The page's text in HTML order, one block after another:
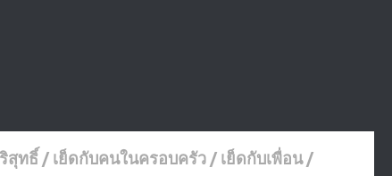
สุทธิ์ / เย็ดกับคนในครอบครัว / เย็ดกับเพื่อน /